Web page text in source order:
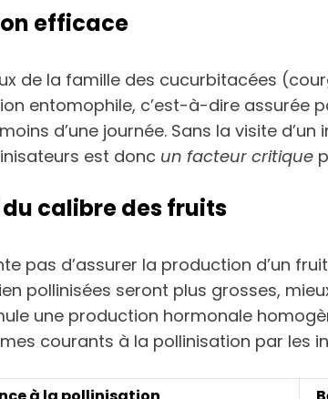
efficace
de la famille des cucurbitacées
entomophile, c’est-à-dire assurée
d’une journée. Sans la visite
est donc un facteur critique
calibre des fruits
pas d’assurer la production d’un
pollinisées seront plus grosses,
une production hormonale
courants à la pollinisation par les